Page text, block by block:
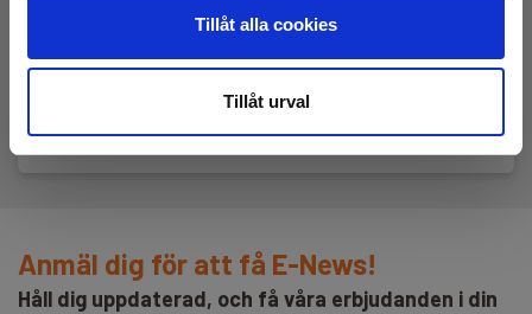
Tillåt alla cookies
Tillåt urval
UN38.3
YOK_UN38.3_PSU-010-247.pdf
Anmäl dig för att få E-News!
Håll dig uppdaterad, och få våra erbjudanden i din